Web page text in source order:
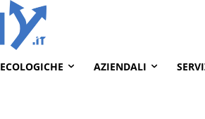
ECOLOGICHE AZIENDALI